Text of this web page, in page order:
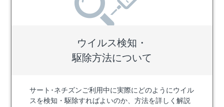
ウイルス検知・
駆除方法について
サート･ネチズンご利用中に実際にどのようにウイル
スを検知・駆除すればよいのか、方法を詳しく解説